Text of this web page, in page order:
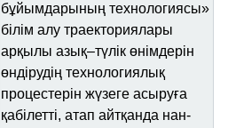
бұйымдарының технологиясы»
білім алу траекториялары
арқылы азық–түлік өнімдерін
өндірудің технологиялық
процестерін жүзеге асыруға
қабілетті, атап айтқанда нан-